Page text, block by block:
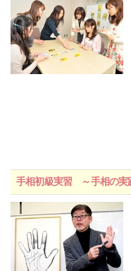
手相初級実習 ～手相の実